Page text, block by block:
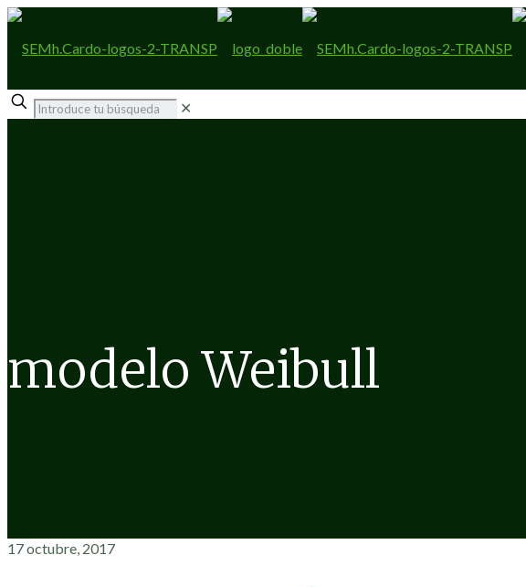
✕
modelo Weibull
17 octubre, 2017